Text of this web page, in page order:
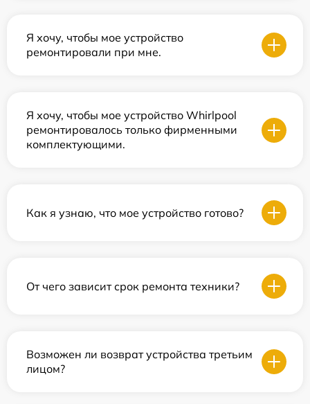
Я хочу, чтобы мое устройство
ремонтировали при мне.
Я хочу, чтобы мое устройство Whirlpool
ремонтировалось только фирменными
комплектующими.
Как я узнаю, что мое устройство готово?
От чего зависит срок ремонта техники?
Возможен ли возврат устройства третьим
лицом?